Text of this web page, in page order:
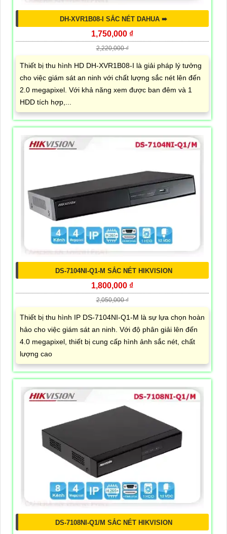
DH-XVR1B08-I SẮC NÉT DAHUA ➠
1,750,000 ₫
2,220,000 ₫
Thiết bị thu hình HD DH-XVR1B08-I là giải pháp lý tưởng
cho việc giám sát an ninh với chất lượng sắc nét lên đến
2.0 megapixel. Với khả năng xem được ban đêm và 1
HDD tích hợp,...
DS-7104NI-Q1-M SẮC NÉT HIKVISION
1,800,000 ₫
2,050,000 ₫
Thiết bị thu hình IP DS-7104NI-Q1-M là sự lựa chọn hoàn
hảo cho việc giám sát an ninh. Với độ phân giải lên đến
4.0 megapixel, thiết bị cung cấp hình ảnh sắc nét, chất
lượng cao
DS-7108NI-Q1/M SẮC NÉT HIKVISION